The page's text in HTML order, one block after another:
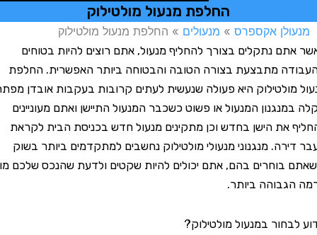
החלפת מנעול מולטילוק
אקספרס»מנעולים»החלפת מנעול מולטילוק
נתקלים בצורך להחליף מנעול, אתם רוצים להיות בטוחים
מתבצעת בצורה הטובה והבטוחה ביותר האפשרית. החלפת
היא פעולה שנעשית לעתים קרובות בעקבות אובדן מפתח,
המנעול או פשוט כשכבר המנעול התיישן ואתם מעוניינים
את הישן בחדש וכן מתקינים מנעול חדש בכניסת הבית לקראת
מנגנוני מנעולי מולטילוק נחשבים למתקדמים ביותר בשוק
בוחרים בהם, אתם יכולים להיות שקטים ולדעת שהנכס שלכם מוגן
ביותר.
במנעול מולטילוק?